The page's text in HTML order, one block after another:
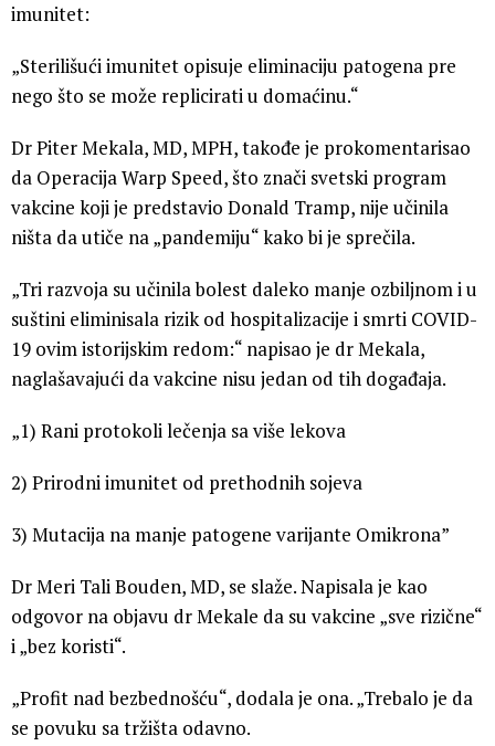
imunitet:
„Sterilišući imunitet opisuje eliminaciju patogena pre
nego što se može replicirati u domaćinu.“
Dr Piter Mekala, MD, MPH, takođe je prokomentarisao
da Operacija Warp Speed, što znači svetski program
vakcine koji je predstavio Donald Tramp, nije učinila
ništa da utiče na „pandemiju“ kako bi je sprečila.
„Tri razvoja su učinila bolest daleko manje ozbiljnom i u
suštini eliminisala rizik od hospitalizacije i smrti COVID-
19 ovim istorijskim redom:“ napisao je dr Mekala,
naglašavajući da vakcine nisu jedan od tih događaja.
„1) Rani protokoli lečenja sa više lekova
2) Prirodni imunitet od prethodnih sojeva
3) Mutacija na manje patogene varijante Omikrona”
Dr Meri Tali Bouden, MD, se slaže. Napisala je kao
odgovor na objavu dr Mekale da su vakcine „sve rizične“
i „bez koristi“.
„Profit nad bezbednošću“, dodala je ona. „Trebalo je da
se povuku sa tržišta odavno.